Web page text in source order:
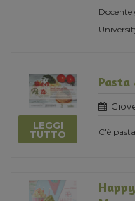
LEGGI
TUTTO
Pasta
C'è